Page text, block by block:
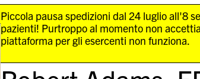
Piccola pausa spedizioni dal 24 luglio all'8
pazienti! Purtroppo al momento non
piattaforma per gli esercenti non funziona.